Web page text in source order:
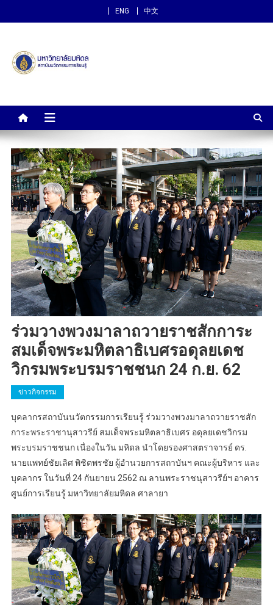
ENG 中文
สถาบันนวัตกรรมการเรียนรู้
ร่วมวางพวงมาลาถวายราชสักการะ
สมเด็จพระมหิตลาธิเบศรอดุลยเดช
วิกรมพระบรมราชชนก 24 ก.ย. 62
ข่าวกิจกรรม
บุคลากรสถาบันนวัตกรรมการเรียนรู้ ร่วมวางพวงมาลาถวายราชสัก
การะพระราชานุสาวรีย์ สมเด็จพระมหิตลาธิเบศร อดุลยเดชวิกรม
พระบรมราชชนก เนื่องในวัน มหิดล นำโดยรองศาสตราจารย์ ดร.
นายแพทย์ชัยเลิศ พิชิตพรชัย ผู้อำนวยการสถาบันฯ คณะผู้บริหาร และ
บุคลากร ในวันที่ 24 กันยายน 2562 ณ ลานพระราชนุสาวรีย์ฯ อาคาร
ศูนย์การเรียนรู้ มหาวิทยาลัยมหิดล ศาลายา